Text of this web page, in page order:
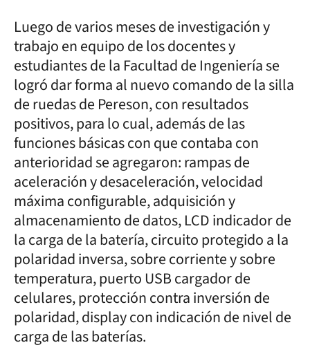
Luego de varios meses de investigación y
trabajo en equipo de los docentes y
estudiantes de la Facultad de Ingeniería se
logró dar forma al nuevo comando de la silla
de ruedas de Pereson, con resultados
positivos, para lo cual, además de las
funciones básicas con que contaba con
anterioridad se agregaron: rampas de
aceleración y desaceleración, velocidad
máxima configurable, adquisición y
almacenamiento de datos, LCD indicador de
la carga de la batería, circuito protegido a la
polaridad inversa, sobre corriente y sobre
temperatura, puerto USB cargador de
celulares, protección contra inversión de
polaridad, display con indicación de nivel de
carga de las baterías.